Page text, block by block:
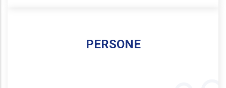
PERSONE